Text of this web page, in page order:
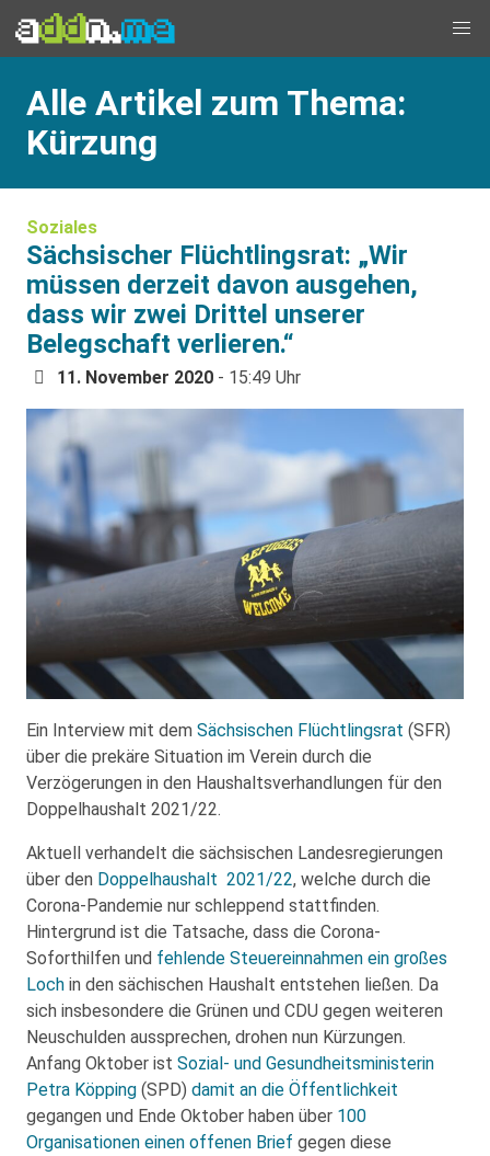
Alle Artikel zum Thema:
Kürzung
Soziales
Sächsischer Flüchtlingsrat: „Wir
müssen derzeit davon ausgehen,
dass wir zwei Drittel unserer
Belegschaft verlieren.“
11. November 2020 - 15:49 Uhr
Ein Interview mit dem Sächsischen Flüchtlingsrat (SFR)
über die prekäre Situation im Verein durch die
Verzögerungen in den Haushaltsverhandlungen für den
Doppelhaushalt 2021/22.
Aktuell verhandelt die sächsischen Landesregierungen
über den Doppelhaushalt 2021/22, welche durch die
Corona-Pandemie nur schleppend stattfinden.
Hintergrund ist die Tatsache, dass die Corona-
Soforthilfen und fehlende Steuereinnahmen ein großes
Loch in den sächischen Haushalt entstehen ließen. Da
sich insbesondere die Grünen und CDU gegen weiteren
Neuschulden aussprechen, drohen nun Kürzungen.
Anfang Oktober ist Sozial- und Gesundheitsministerin
Petra Köpping (SPD) damit an die Öffentlichkeit
gegangen und Ende Oktober haben über 100
Organisationen einen offenen Brief gegen diese